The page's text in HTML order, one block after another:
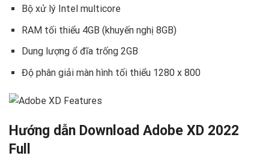
Bộ xử lý Intel multicore
RAM tối thiểu 4GB (khuyến nghị 8GB)
Dung lượng ổ đĩa trống 2GB
Độ phân giải màn hình tối thiểu 1280 x 800
Hướng dẫn Download Adobe XD 2022
Full